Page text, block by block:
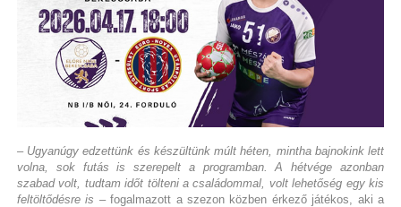
– Ugyanúgy edzettünk és készültünk múlt héten, mintha bajnokink lett
volna, sok futás is szerepelt a programban. A hétvége azonban
szabad volt, tudtam időt tölteni a családommal, volt lehetőség egy kis
feltöltődésre is – fogalmazott a szezon közben érkező játékos, aki a